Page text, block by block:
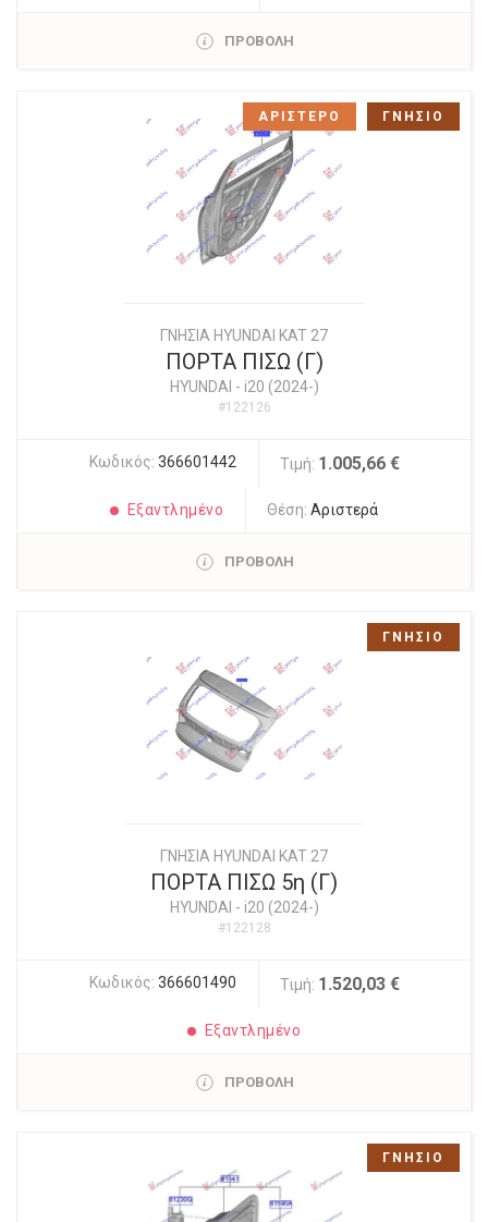
ΠΡΟΒΟΛΗ
ΓΝΗΣΙΑ HYUNDAI KAT 27
ΠΟΡΤΑ ΠΙΣΩ (Γ)
HYUNDAI - i20 (2024-)
#122126
Κωδικός: 366601442 Τιμή: 1.005,66 €
Εξαντλημένο Θέση:Αριστερά
ΠΡΟΒΟΛΗ
ΑΡΙΣΤΕΡΟ ΓΝΗΣΙΟ
ΓΝΗΣΙΑ HYUNDAI KAT 27
ΠΟΡΤΑ ΠΙΣΩ 5η (Γ)
HYUNDAI - i20 (2024-)
#122128
Κωδικός: 366601490 Τιμή: 1.520,03 €
Εξαντλημένο
ΠΡΟΒΟΛΗ
ΓΝΗΣΙΟ
ΓΝΗΣΙΟ